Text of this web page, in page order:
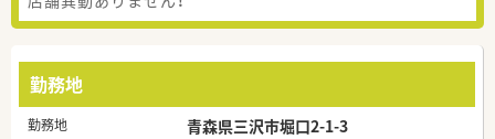
勤務地
勤務地 青森県三沢市堀口2-1-3